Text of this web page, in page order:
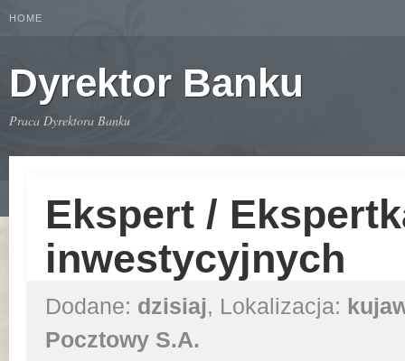
HOME
Dyrektor Banku
Praca Dyrektora Banku
Ekspert /
inwestycyjnych
Dodane: dzisiaj, Lokalizacja:
Pocztowy S.A.